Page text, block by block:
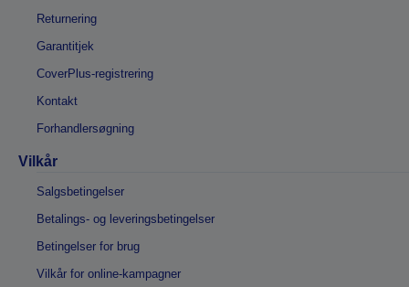
Returnering
Garantitjek
CoverPlus-registrering
Kontakt
Forhandlersøgning
Vilkår
Salgsbetingelser
Betalings- og leveringsbetingelser
Betingelser for brug
Vilkår for online-kampagner